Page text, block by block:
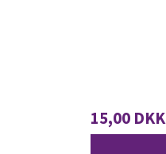
15,00 DKK